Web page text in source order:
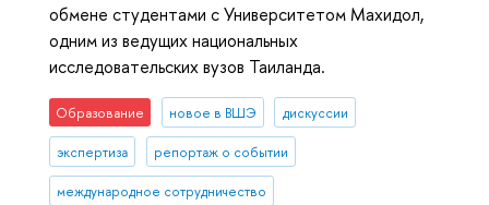
обмене студентами с Университетом Махидол,
одним из ведущих национальных
исследовательских вузов Таиланда.
Образование новое в ВШЭ дискуссии
экспертиза репортаж о событии
международное сотрудничество